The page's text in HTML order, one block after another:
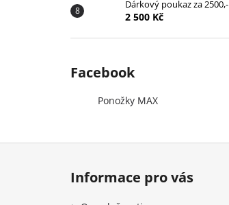
Dárkový poukaz za 2500,-
2 500 Kč
Facebook
Ponožky MAX
Z
Informace pro vás